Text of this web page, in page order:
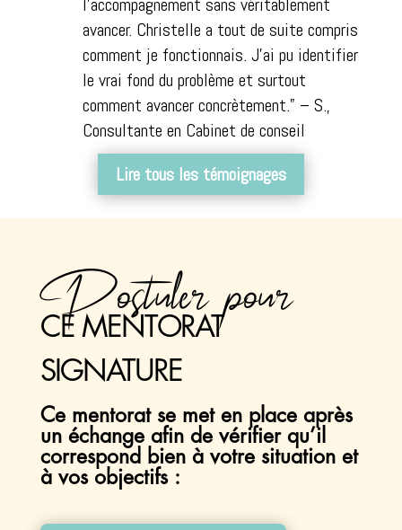
avancer. Christelle a tout de suite compris
comment je fonctionnais. J’ai pu identifier
le vrai fond du problème et surtout
comment avancer concrètement.” – S.,
Consultante en Cabinet de conseil
Lire tous les témoignages
Postuler pour
CE MENTORAT
SIGNATURE
Ce mentorat se met en place après
un échange afin de vérifier qu’il
correspond bien à votre situation et
à vos objectifs :